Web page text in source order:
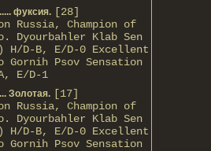
фуксия. [28]
Russia, Champion of
Dyourbahler Klab Sen
H/D-B, E/D-0 Excellent
Gornih Psov Sensation
E/D-1
Золотая. [17]
Russia, Champion of
Dyourbahler Klab Sen
H/D-B, E/D-0 Excellent
Gornih Psov Sensation